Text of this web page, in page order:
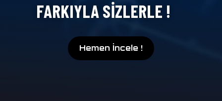
FARKIYLA SIZLERLE !
Hemen İncele !